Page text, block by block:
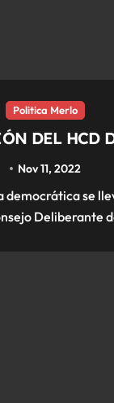
Politica Merlo
DEL HCD
Nov 11, 2022
Deliberante